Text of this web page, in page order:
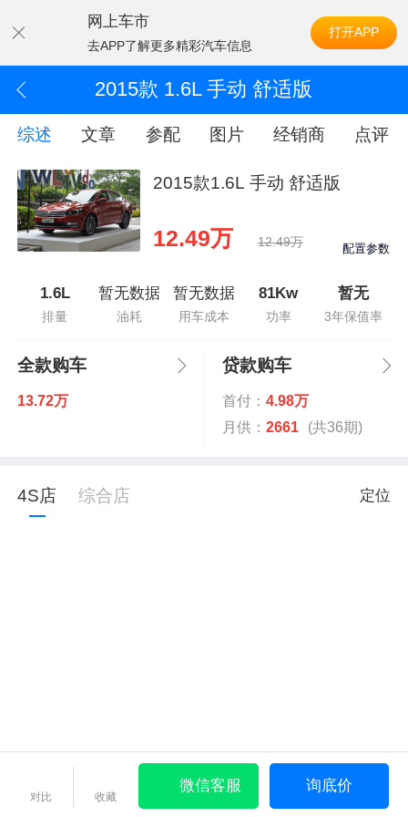
网上车市
去APP了解更多精彩汽车信息
打开APP
2015款 1.6L 手动 舒适版
综述 文章 参配 图片 经销商 点评
2015款1.6L 手动 舒适版
12.49万 12.49万 配置参数
1.6L
排量
暂无数据
油耗
暂无数据
用车成本
81Kw
功率
暂无
3年保值率
全款购车
13.72万
贷款购车
首付： 4.98万
月供： 2661 (共36期)
4S店 综合店 定位
对比 收藏
微信客服 询底价